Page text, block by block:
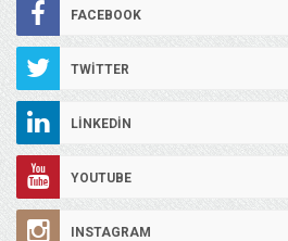
FACEBOOK
TWITTER
LINKEDIN
YOUTUBE
INSTAGRAM